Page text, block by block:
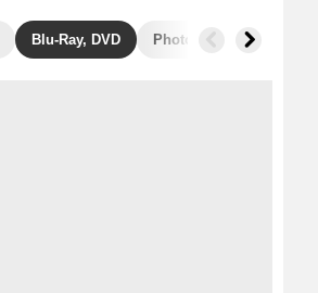
Blu-Ray, DVD Photos Séries